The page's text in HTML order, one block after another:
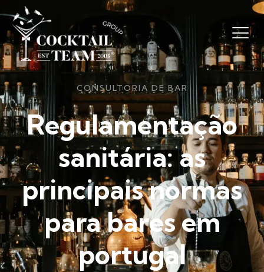
CONSULTORIA DE BAR
Regulamentação
sanitária: as
principais normas
para bares em
portugal